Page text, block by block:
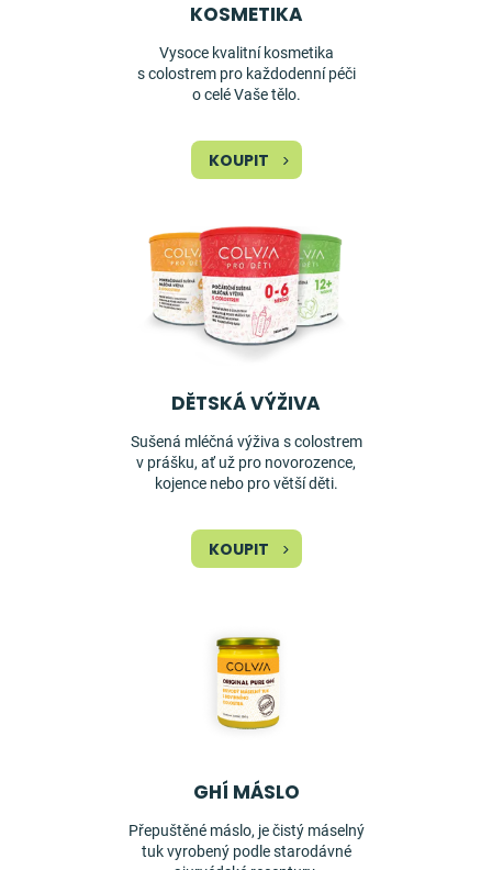
KOSMETIKA
Vysoce kvalitní kosmetika
s colostrem pro každodenní péči
o celé Vaše tělo.
KOUPIT
DĚTSKÁ VÝŽIVA
Sušená mléčná výživa s colostrem
v prášku, ať už pro novorozence,
kojence nebo pro větší děti.
KOUPIT
GHÍ MÁSLO
Přepuštěné máslo, je čistý máselný
tuk vyrobený podle starodávné